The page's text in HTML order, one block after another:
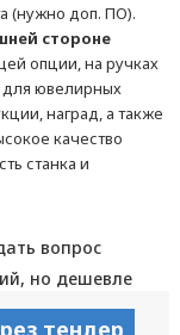
(нужно доп. ПО).
стороне
опции, на ручках
для ювелирных
наград, а также
качество
станка и
вопрос
но дешевле
тендер